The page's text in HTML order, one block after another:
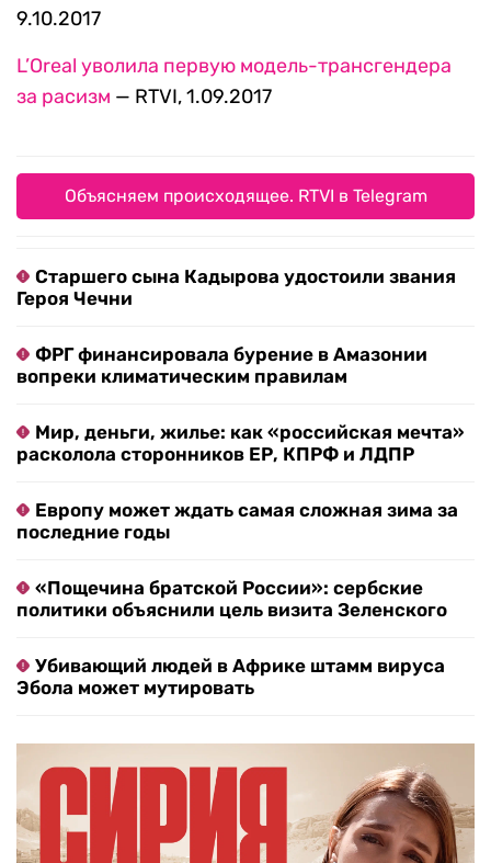
9.10.2017
L’Oreal уволила первую модель-трансгендера
за расизм — RTVI, 1.09.2017
Объясняем происходящее. RTVI в Telegram
Старшего сына Кадырова удостоили звания
Героя Чечни
ФРГ финансировала бурение в Амазонии
вопреки климатическим правилам
Мир, деньги, жилье: как «российская мечта»
расколола сторонников ЕР, КПРФ и ЛДПР
Европу может ждать самая сложная зима за
последние годы
«Пощечина братской России»: сербские
политики объяснили цель визита Зеленского
Убивающий людей в Африке штамм вируса
Эбола может мутировать